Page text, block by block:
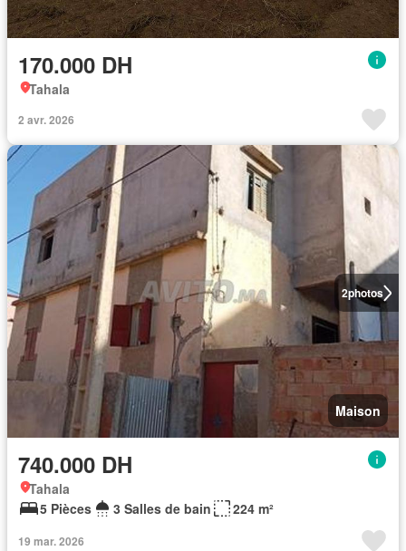
170.000 DH
Tahala
2 avr. 2026
2photos
Maison
740.000 DH
Tahala
5 Pièces
3 Salles de bain 224 m²
19 mar. 2026